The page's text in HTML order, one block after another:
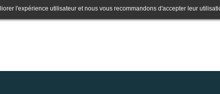
l'expérience utilisateur et nous vous recommandons d'accepter leur